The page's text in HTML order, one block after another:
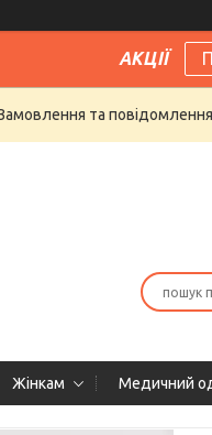
АКЦІЇ
та
Жінкам Медичний